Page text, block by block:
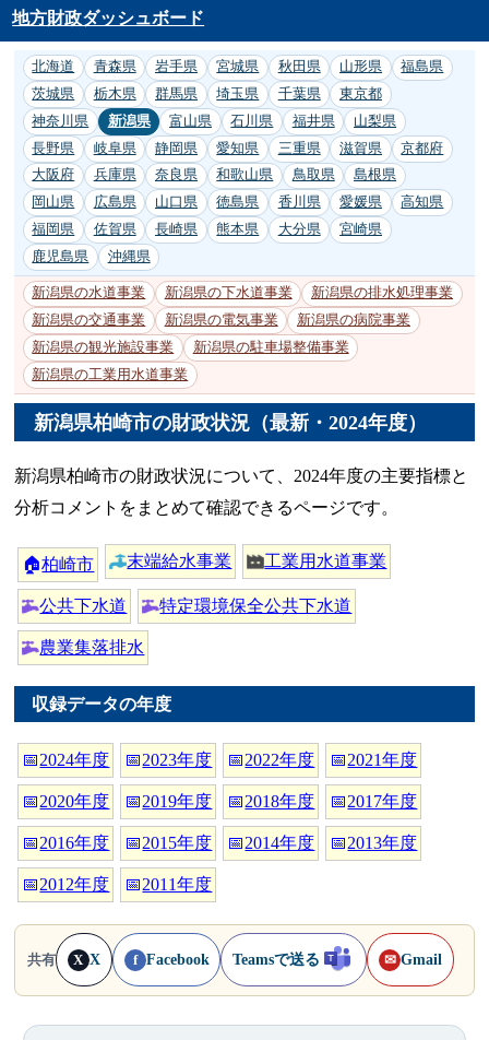
地方財政ダッシュボード
北海道 青森県 岩手県 宮城県 秋田県 山形県
福島県
茨城県
栃木県 群馬県 埼玉県 千葉県
東京都
神奈川県
新潟県 富山県 石川県 福井県
山梨県
長野県
岐阜県 静岡県 愛知県 三重県 滋賀県
京都府
大阪府
兵庫県 奈良県 和歌山県 鳥取県
島根県
岡山県
広島県 山口県 徳島県 香川県 愛媛県
高知県
福岡県
佐賀県 長崎県 熊本県 大分県
宮崎県
鹿児島県
沖縄県
新潟県の水道事業 新潟県の下水道事業
新潟県の排水処理事業
新潟県の交通事業
新潟県の電気事業
新潟県の病院事業
新潟県の観光施設事業
新潟県の駐車場整備事業
新潟県の工業用水道事業
新潟県柏崎市の財政状況（最新・2024年度）
新潟県柏崎市の財政状況について、2024年度の主要指標と
分析コメントをまとめて確認できるページです。
🏠柏崎市 末端給水事業 工業用水道事業
公共下水道 特定環境保全公共下水道
農業集落排水
収録データの年度
📅2024年度 📅2023年度 📅2022年度 📅2021年度
📅2020年度 📅2019年度 📅2018年度 📅2017年度
📅2016年度 📅2015年度 📅2014年度 📅2013年度
📅2012年度 📅2011年度
共有 X X f Facebook Teamsで送る ✉ Gmail